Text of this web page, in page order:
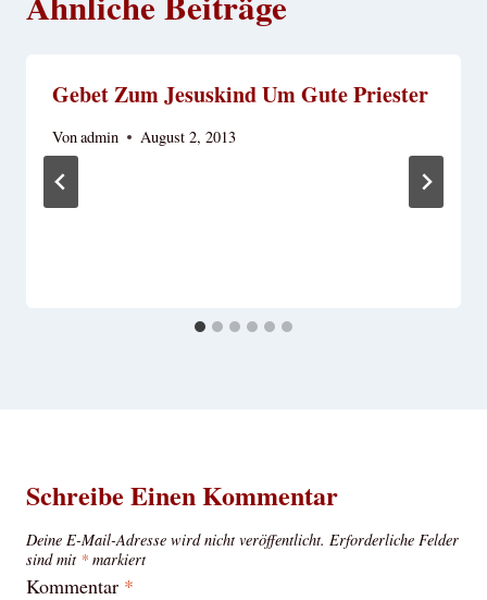
Gebet Zum Jesuskind Um Gute Priester
Vonadmin August 2, 2013
Schreibe Einen Kommentar
Deine E-Mail-Adresse wird nicht veröffentlicht. Erforderliche Felder
sind mit * markiert
Kommentar *